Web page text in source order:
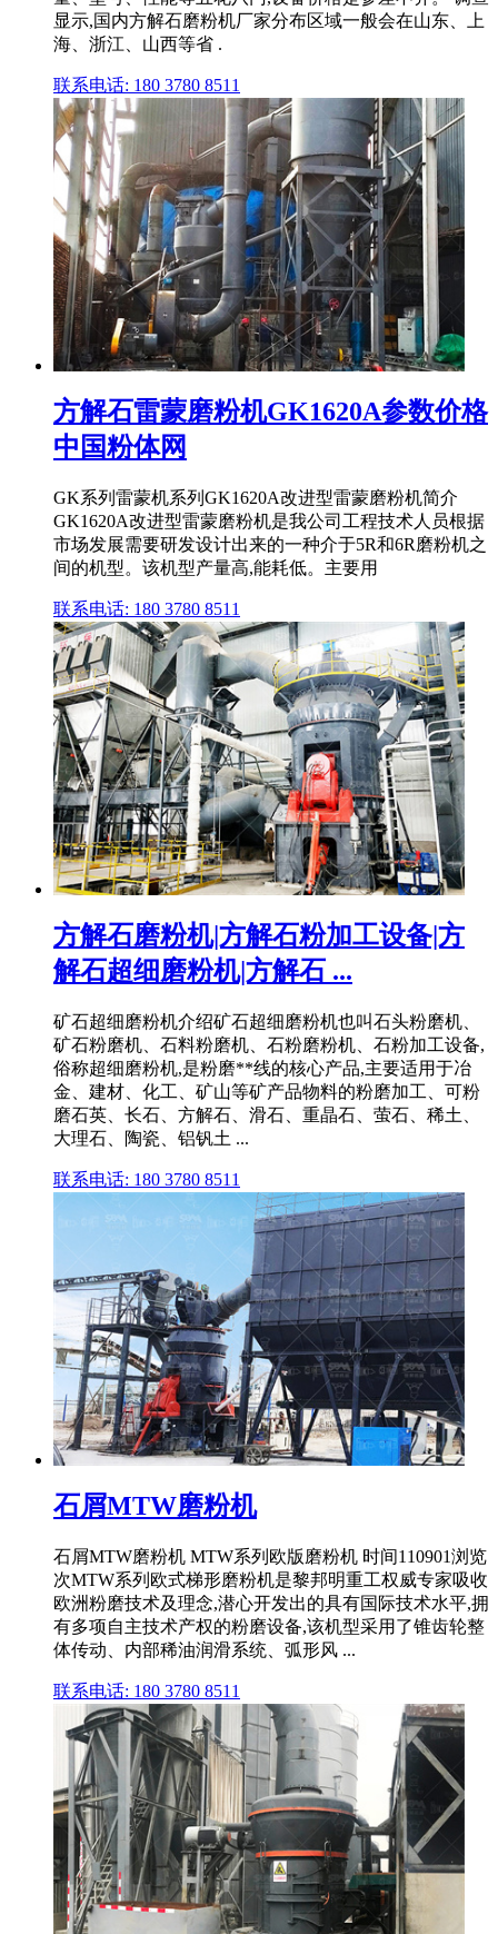
显示,国内方解石磨粉机厂家分布区域一般会在山东、上
海、浙江、山西等省 .
联系电话: 180 3780 8511
方解石雷蒙磨粉机GK1620A参数价格
中国粉体网
GK系列雷蒙机系列GK1620A改进型雷蒙磨粉机简介
GK1620A改进型雷蒙磨粉机是我公司工程技术人员根据
市场发展需要研发设计出来的一种介于5R和6R磨粉机之
间的机型。该机型产量高,能耗低。主要用
联系电话: 180 3780 8511
方解石磨粉机|方解石粉加工设备|方
解石超细磨粉机|方解石 ...
矿石超细磨粉机介绍矿石超细磨粉机也叫石头粉磨机、
矿石粉磨机、石料粉磨机、石粉磨粉机、石粉加工设备,
俗称超细磨粉机,是粉磨**线的核心产品,主要适用于冶
金、建材、化工、矿山等矿产品物料的粉磨加工、可粉
磨石英、长石、方解石、滑石、重晶石、萤石、稀土、
大理石、陶瓷、铝钒土 ...
联系电话: 180 3780 8511
石屑MTW磨粉机
石屑MTW磨粉机 MTW系列欧版磨粉机 时间110901浏览
次MTW系列欧式梯形磨粉机是黎邦明重工权威专家吸收
欧洲粉磨技术及理念,潜心开发出的具有国际技术水平,拥
有多项自主技术产权的粉磨设备,该机型采用了锥齿轮整
体传动、内部稀油润滑系统、弧形风 ...
联系电话: 180 3780 8511